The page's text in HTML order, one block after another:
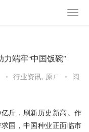
端牢“中国饭碗”
• 行业资讯, 原ㄏ • 阅
斤，刷新历史新高。作
国，中国种业正面临市